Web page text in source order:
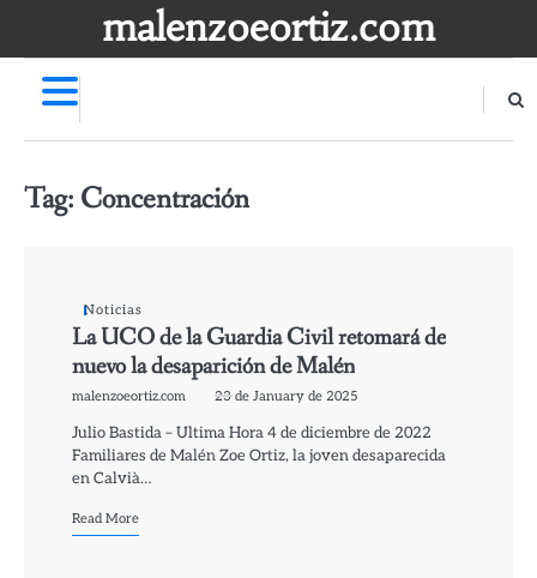
malenzoeortiz.com
de
Tag: Concentración
Noticias
La UCO de la Guardia Civil retomará de
nuevo la desaparición de Malén
malenzoeortiz.com 23 de January de 2025
Julio Bastida – Ultima Hora 4 de diciembre de 2022
Familiares de Malén Zoe Ortiz, la joven desaparecida
en Calvià…
Read More